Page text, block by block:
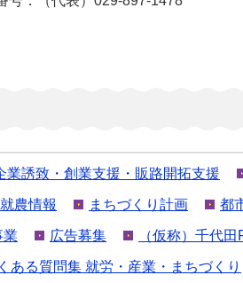
業誘致・創業支援・販路開拓支援
就農情報 まちづくり計画 都
業 広告募集 （仮称）千代
ある質問集 就労・産業・まちづくり